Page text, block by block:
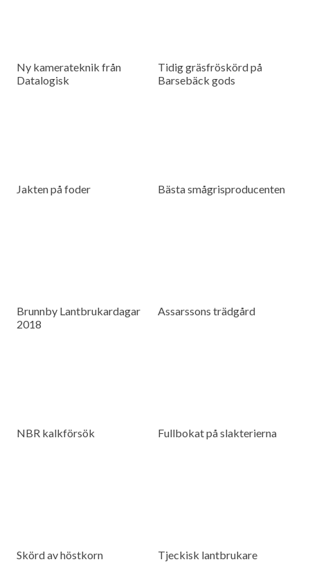
Ny kamerateknik från
Datalogisk
Tidig gräsfröskörd på
Barsebäck gods
Jakten på foder Bästa smågrisproducenten
Brunnby Lantbrukardagar
2018
Assarssons trädgård
NBR kalkförsök Fullbokat på slakterierna
Skörd av höstkorn Tjeckisk lantbrukare